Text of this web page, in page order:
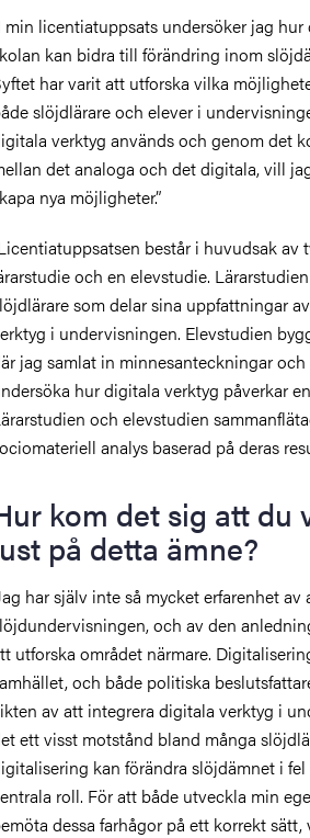
min licentiatuppsats undersöker jag
kan bidra till förändring inom
har varit att utforska vilka
slöjdlärare och elever i
verktyg används och genom det
det analoga och det digitala, vill
nya möjligheter.”
består i huvudsak av
och en elevstudie.
som delar sina uppfattningar
i undervisningen. Elevstudien
jag samlat in minnesanteckningar
hur digitala verktyg påverkar
och elevstudien
analys baserad på deras
kom det sig att du
på detta ämne?
har själv inte så mycket erfarenhet
, och av den
utforska området närmare.
och både politiska
av att integrera digitala verktyg i
ett visst motstånd bland många
kan förändra slöjdämnet i
roll. För att både utveckla min
dessa farhågor på ett korrekt